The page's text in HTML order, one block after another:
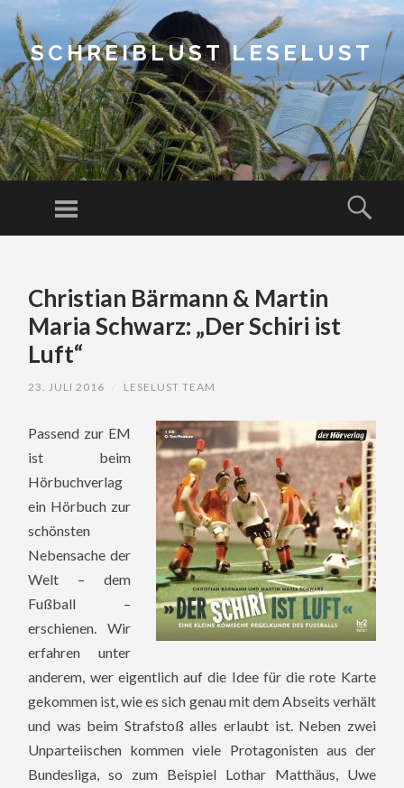
SCHREIBLUST LESELUST
Menu
CONTENTChristian Bärmann & Martin
Maria Schwarz: „Der Schiri ist
Luft“
23. JULI 2016 LESELUST TEAM
Passend zur EM
ist beim
Hörbuchverlag
ein Hörbuch zur
schönsten
Nebensache der
Welt – dem
Fußball –
erschienen. Wir
erfahren unter
anderem, wer eigentlich auf die Idee für die rote Karte
gekommen ist, wie es sich genau mit dem Abseits verhält
und was beim Strafstoß alles erlaubt ist. Neben zwei
Unparteiischen kommen viele Protagonisten aus der
Bundesliga, so zum Beispiel Lothar Matthäus, Uwe